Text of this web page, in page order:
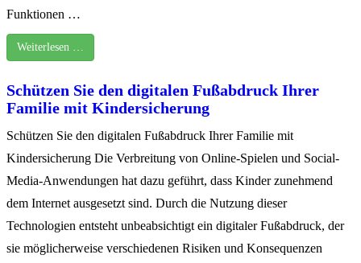
Funktionen …
Weiterlesen …
Schützen Sie den digitalen Fußabdruck Ihrer
Familie mit Kindersicherung
Schützen Sie den digitalen Fußabdruck Ihrer Familie mit
Kindersicherung Die Verbreitung von Online-Spielen und Social-
Media-Anwendungen hat dazu geführt, dass Kinder zunehmend
dem Internet ausgesetzt sind. Durch die Nutzung dieser
Technologien entsteht unbeabsichtigt ein digitaler Fußabdruck, der
sie möglicherweise verschiedenen Risiken und Konsequenzen